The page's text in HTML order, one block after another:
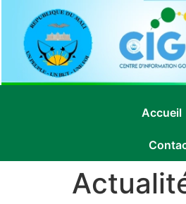
Accueil